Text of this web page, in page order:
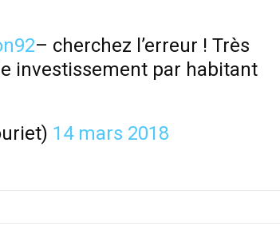
– cherchez l’erreur ! Très
investissement par habitant
14 mars 2018